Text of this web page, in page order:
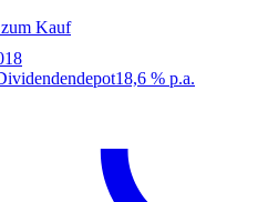
Kauf
18,6 % p.a.